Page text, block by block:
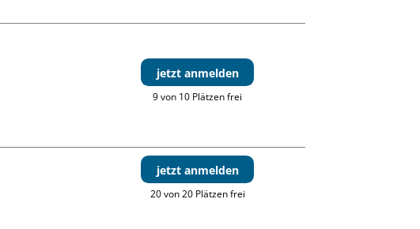
jetzt anmelden
9 von 10 Plätzen frei
jetzt anmelden
20 von 20 Plätzen frei